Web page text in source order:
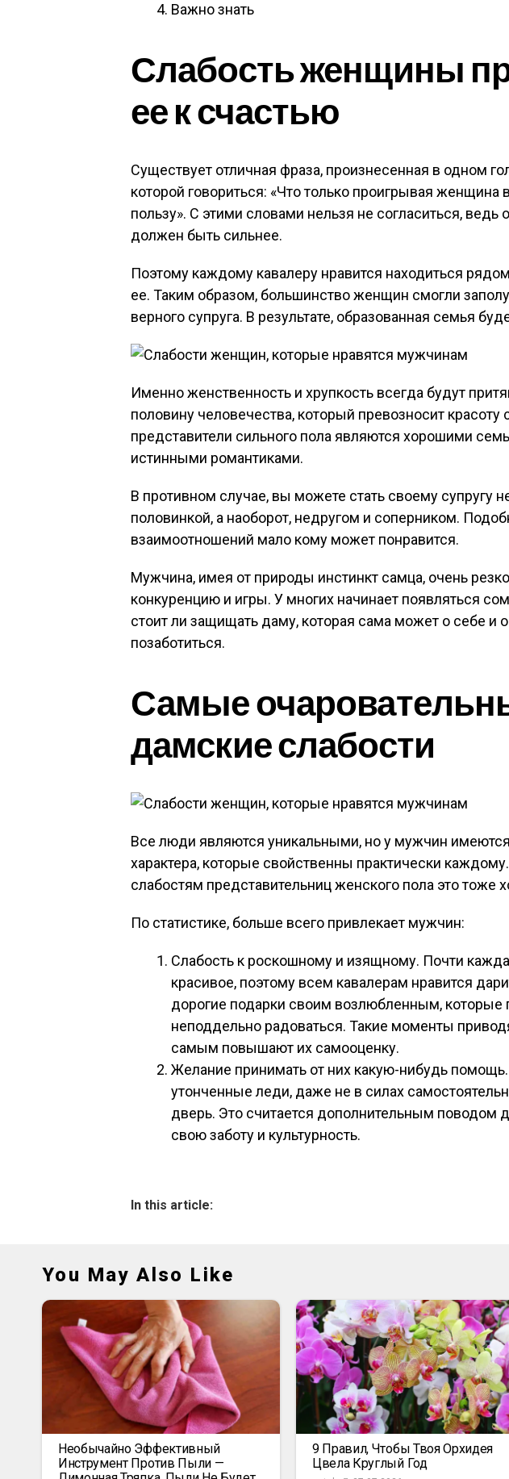
Важно знать
Слабость женщины
ее к счастью
Существует отличная фраза, произнесенная в одном
которой говориться: «Что только проигрывая
пользу». С этими словами нельзя не согласиться,
должен быть сильнее.
Поэтому каждому кавалеру нравится находиться
ее. Таким образом, большинство женщин смогли
верного супруга. В результате, образованная семья
Именно женственность и хрупкость всегда будут
половину человечества, который превозносит красоту
представители сильного пола являются хорошими
истинными романтиками.
В противном случае, вы можете стать своему супругу
половинкой, а наоборот, недругом и соперником.
взаимоотношений мало кому может понравится.
Мужчина, имея от природы инстинкт самца, очень резко
конкуренцию и игры. У многих начинает появляться
стоит ли защищать даму, которая сама может о себе и
позаботиться.
Самые
дамские слабости
Все люди являются уникальными, но у мужчин
характера, которые свойственны практически
слабостям представительниц женского пола это тоже
По статистике, больше всего привлекает мужчин:
Слабость к роскошному и изящному. Почти
красивое, поэтому всем кавалерам нравится
дорогие подарки своим возлюбленным, которые
неподдельно радоваться. Такие моменты
самым повышают их самооценку.
Желание принимать от них какую-нибудь
утонченные леди, даже не в силах
дверь. Это считается дополнительным поводом
свою заботу и культурность.
In this article:
You May Also Like
Необычайно Эффективный
Инструмент Против Пыли —
9 Правил, Чтобы Твоя Орхидея
Цвела Круглый Год